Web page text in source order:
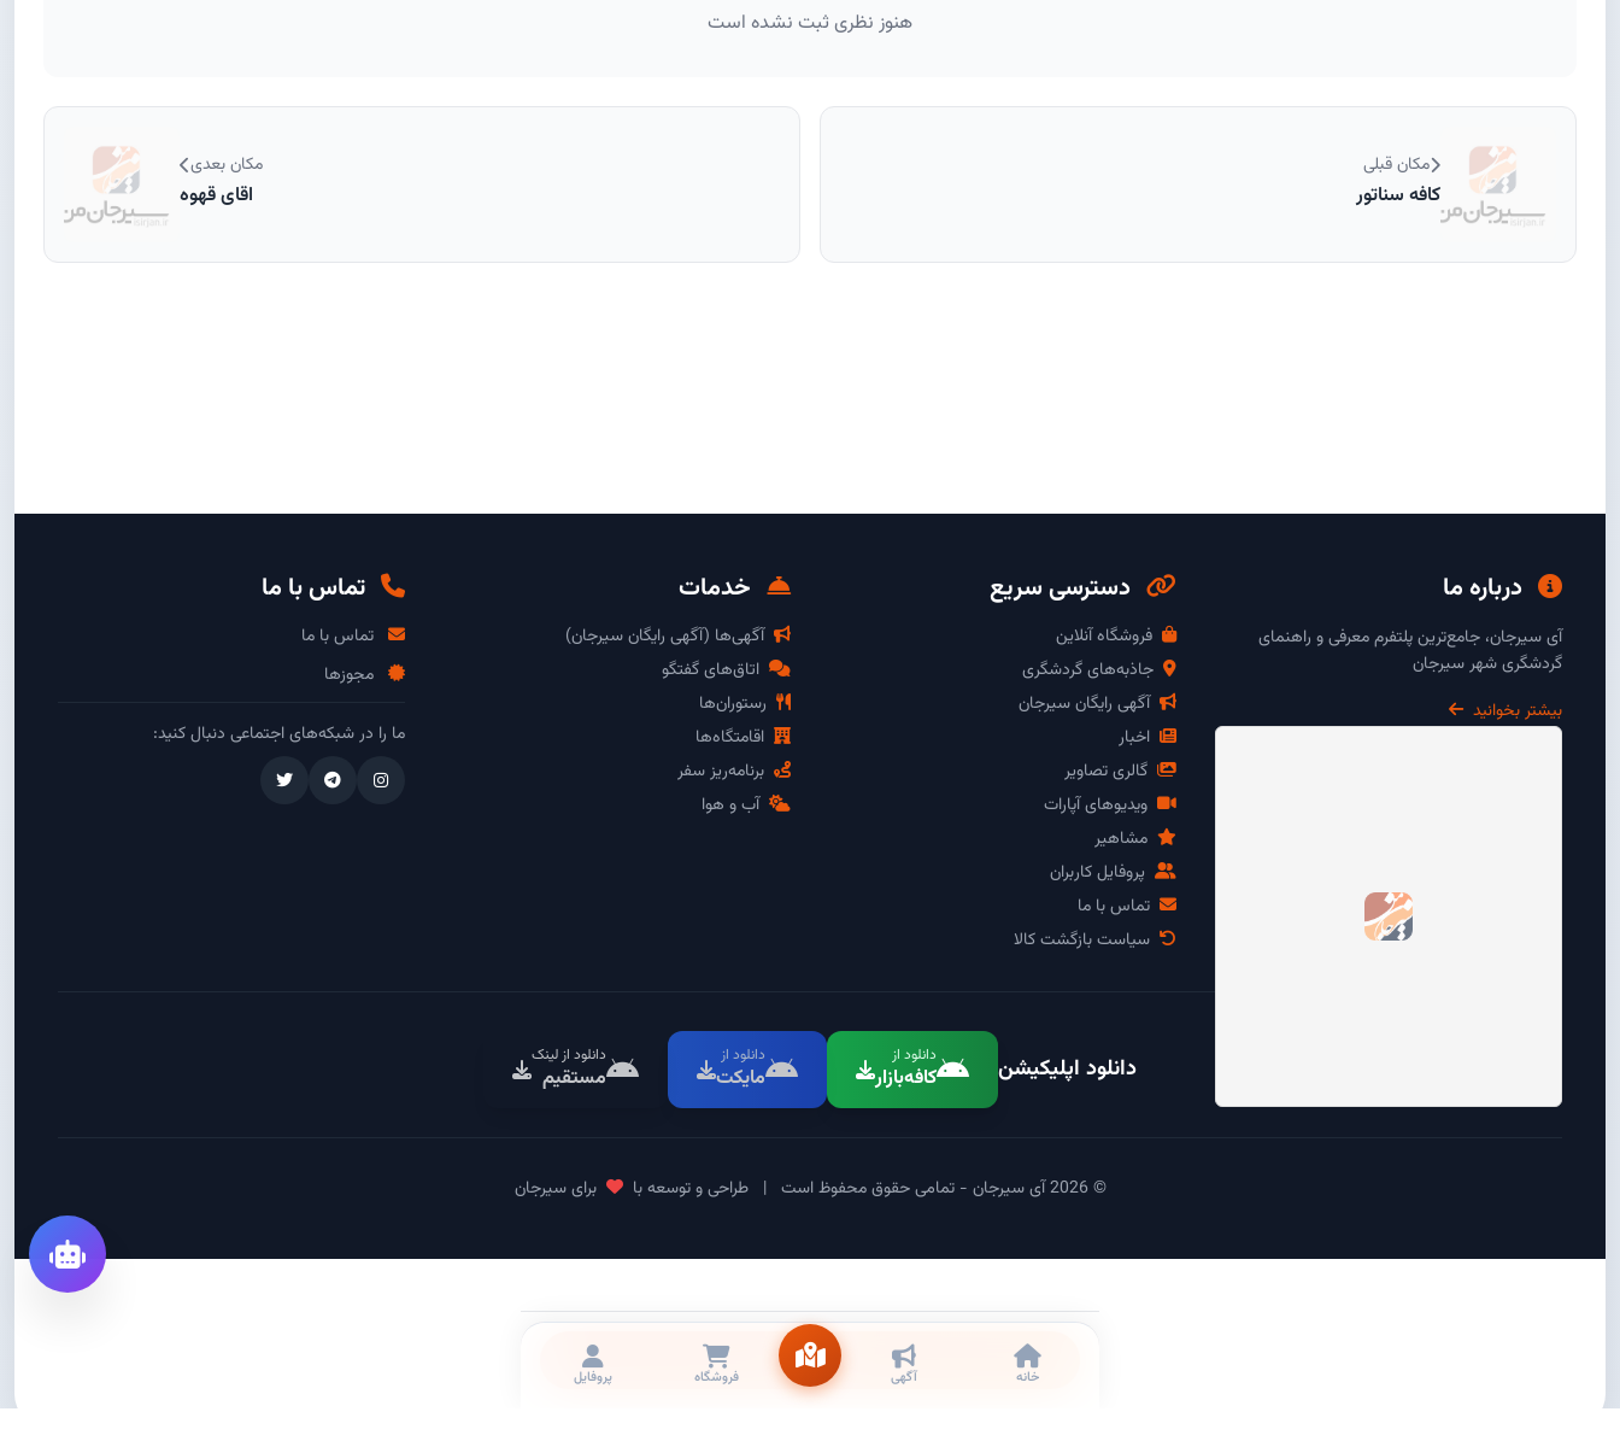
هنوز نظری ثبت نشده است
مکان قبلی
کافه سناتور
مکان بعدی
اقای قهوه
تماس
درباره ما
آی سیرجان، جامع‌ترین پلتفرم معرفی و راهنمای
گردشگری شهر سیرجان
بیشتر بخوانید
دسترسی سریع
فروشگاه آنلاین
جاذبه‌های گردشگری
آگهی رایگان سیرجان
اخبار
گالری تصاویر
ویدیوهای آپارات
مشاهیر
پروفایل کاربران
تماس با ما
سیاست بازگشت کالا
خدمات
آگهی‌ها (آگهی رایگان سیرجان)
اتاق‌های گفتگو
رستوران‌ها
اقامتگاه‌ها
برنامه‌ریز سفر
آب و هوا
تماس با ما
تماس با ما
مجوزها
ما را در شبکه‌های اجتماعی دنبال کنید:
دانلود اپلیکیشن دانلود از
کافه‌بازار
دانلود از
مایکت
دانلود از لینک
مستقیم
© 2026 آی سیرجان - تمامی حقوق محفوظ است | طراحی و توسعه با برای سیرجان
خانه آگهی فروشگاه پروفایل